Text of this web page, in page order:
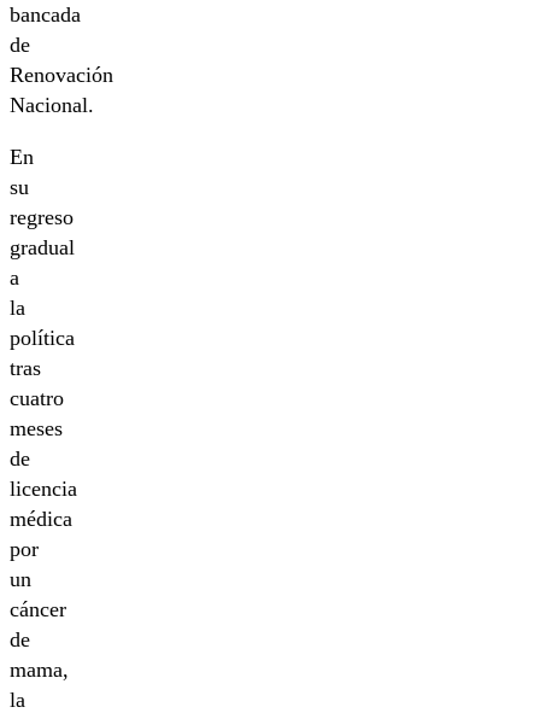
bancada
de
Renovación
Nacional.
En
su
regreso
gradual
a
la
política
tras
cuatro
meses
de
licencia
médica
por
un
cáncer
de
mama,
la